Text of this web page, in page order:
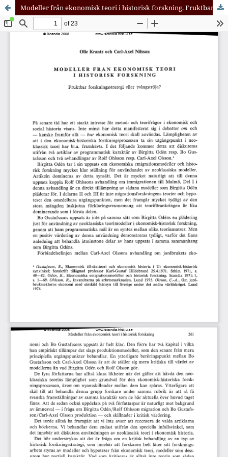
Modeller från ekonomisk teori i historisk forskning. Fruktbar forskningsstrategi eller tvångströja?